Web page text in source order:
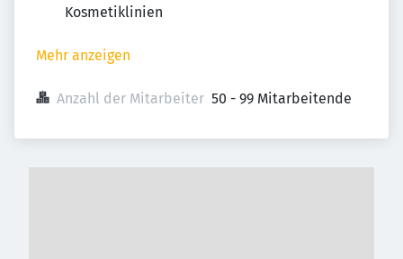
Kosmetiklinien
Mehr anzeigen
Anzahl der Mitarbeiter 50 - 99 Mitarbeitende